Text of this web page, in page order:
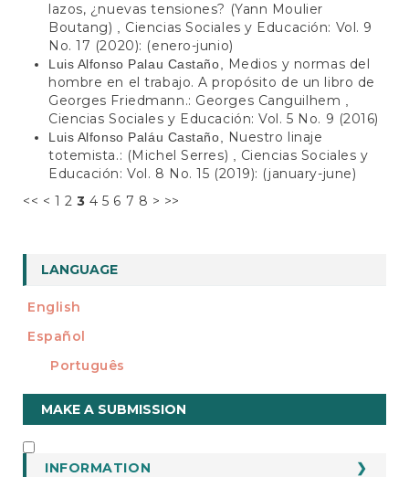
lazos, ¿nuevas tensiones? (Yann Moulier
Boutang)
Ciencias Sociales y Educación: Vol. 9
No. 17 (2020): (enero-junio)
Luis Alfonso Palau Castaño,
Medios y normas del
hombre en el trabajo. A propósito de un libro de
Georges Friedmann.: Georges Canguilhem
Ciencias Sociales y Educación: Vol. 5 No. 9 (2016)
Luis Alfonso Paláu Castaño,
Nuestro linaje
totemista.: (Michel Serres)
Ciencias Sociales y
Educación: Vol. 8 No. 15 (2019): (january-june)
<< < 1 2 3 4 5 6 7 8 > >>
LANGUAGE
English
Español
Português
Make
a
Submission
MAKE A SUBMISSION
INFORMATION